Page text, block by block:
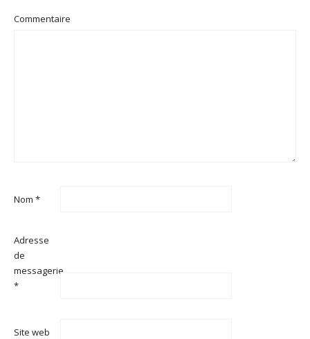
Commentaire
Nom *
Adresse
de
messagerie
*
Site web